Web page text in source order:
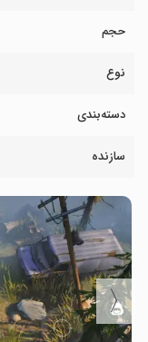
حجم
نوع
دسته‌بندی
سازنده
〈